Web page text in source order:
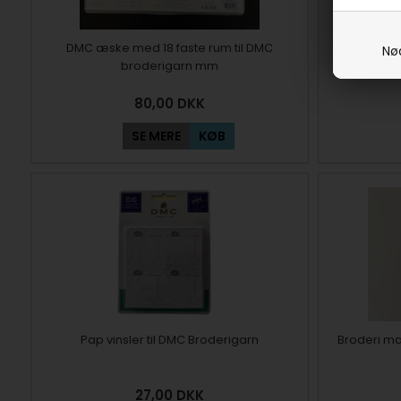
DMC æske med 18 faste rum til DMC
broderigarn mm
80,00 DKK
SE MERE KØB
Holder
Pap vinsler til DMC Broderigarn
27,00 DKK
Broderi